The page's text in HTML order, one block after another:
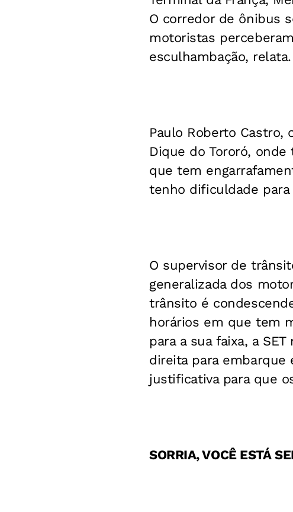
O corredor de
motoristas
esculhambação, relata.
Paulo Roberto Castro,
Dique do Tororó,
que tem
tenho dificuldade para
O supervisor de
generalizada dos
trânsito é
horários em que tem
para a sua faixa, a
direita para embarque
justificativa para que
SORRIA, VOCÊ ESTÁ